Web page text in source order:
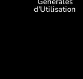
d'Utilisation